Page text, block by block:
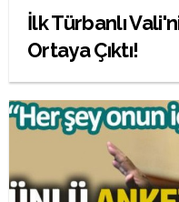
İlk Türbanlı
Ortaya Çıktı!